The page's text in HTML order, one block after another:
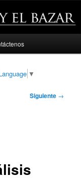
▼
Siguiente →